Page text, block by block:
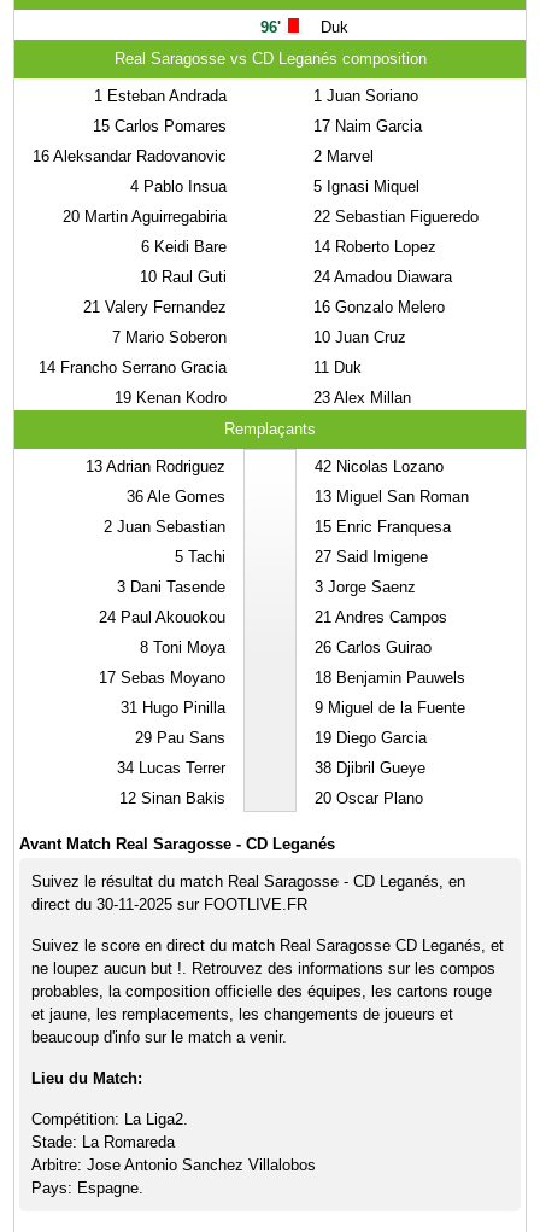
96'
Duk
Real Saragosse vs CD Leganés composition
1 Esteban Andrada
15 Carlos Pomares
16 Aleksandar Radovanovic
4 Pablo Insua
20 Martin Aguirregabiria
6 Keidi Bare
10 Raul Guti
21 Valery Fernandez
7 Mario Soberon
14 Francho Serrano Gracia
19 Kenan Kodro
1 Juan Soriano
17 Naim Garcia
2 Marvel
5 Ignasi Miquel
22 Sebastian Figueredo
14 Roberto Lopez
24 Amadou Diawara
16 Gonzalo Melero
10 Juan Cruz
11 Duk
23 Alex Millan
Remplaçants
13 Adrian Rodriguez
36 Ale Gomes
2 Juan Sebastian
5 Tachi
3 Dani Tasende
24 Paul Akouokou
8 Toni Moya
17 Sebas Moyano
31 Hugo Pinilla
29 Pau Sans
34 Lucas Terrer
12 Sinan Bakis
42 Nicolas Lozano
13 Miguel San Roman
15 Enric Franquesa
27 Said Imigene
3 Jorge Saenz
21 Andres Campos
26 Carlos Guirao
18 Benjamin Pauwels
9 Miguel de la Fuente
19 Diego Garcia
38 Djibril Gueye
20 Oscar Plano
Avant Match Real Saragosse - CD Leganés
Suivez le résultat du match Real Saragosse - CD Leganés, en
direct du 30-11-2025 sur FOOTLIVE.FR
Suivez le score en direct du match Real Saragosse CD Leganés, et
ne loupez aucun but !. Retrouvez des informations sur les compos
probables, la composition officielle des équipes, les cartons rouge
et jaune, les remplacements, les changements de joueurs et
beaucoup d'info sur le match a venir.
Lieu du Match:
Compétition: La Liga2.
Stade: La Romareda
Arbitre: Jose Antonio Sanchez Villalobos
Pays: Espagne.